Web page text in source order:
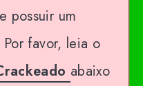
possuir um
favor, leia o
abaixo